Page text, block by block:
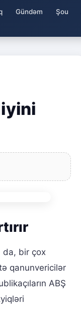
Gündəm Şou
da, bir çox
qanunvericilər
ABŞ